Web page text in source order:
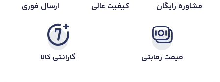
مشاوره رایگان کیفیت عالی ارسال فوری
قیمت رقابتی گارانتی کالا